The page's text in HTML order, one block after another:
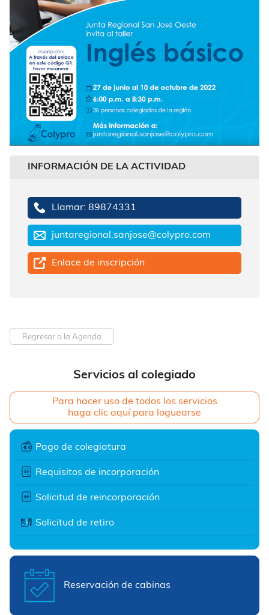
Servicios al colegiado
Para hacer uso de todos los servicios
haga clic aquí para loguearse
Pago de colegiatura
Requisitos de incorporación
Solicitud de reincorporación
Solicitud de retiro
Reservación de cabinas
INFORMACIÓN DE LA ACTIVIDAD
Llamar: 89874331
juntaregional.sanjose@colypro.com
Enlace de inscripción
Regresar a la Agenda